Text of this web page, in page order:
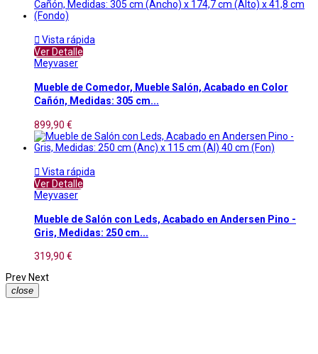
 Vista rápida
Ver Detalle
Meyvaser
Mueble de Comedor, Mueble Salón, Acabado en Color
Cañón, Medidas: 305 cm...
899,90 €
 Vista rápida
Ver Detalle
Meyvaser
Mueble de Salón con Leds, Acabado en Andersen Pino -
Gris, Medidas: 250 cm...
319,90 €
Prev Next
close